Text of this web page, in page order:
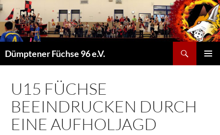
Dümptener Füchse 96 e.V.
SPRINGEN
U15 FÜCHSE
BEEINDRUCKEN DURCH
EINE AUFHOLJAGD